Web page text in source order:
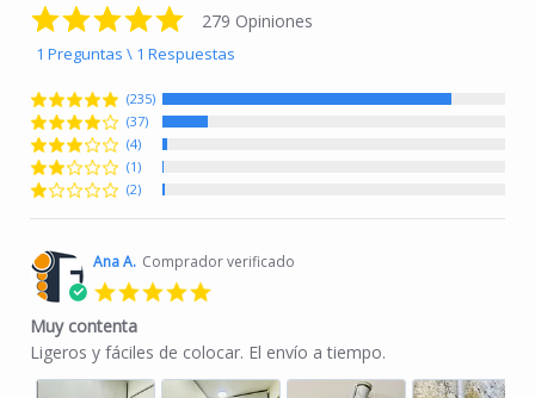
4.8 star rating
279 Opiniones
1 Preguntas \ 1 Respuestas
(235)
(37)
(4)
(1)
(2)
Ana A. Comprador verificado
Muy contenta
Review by Ana A. on 21 Jun 2025
review stating Muy contenta
Ligeros y fáciles de colocar. El envío a tiempo.